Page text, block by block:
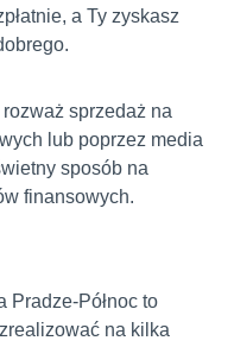
a Ty zyskasz
sprzedaż na
lub poprzez media
sposób na
finansowych.
Pradze-Północ to
na kilka